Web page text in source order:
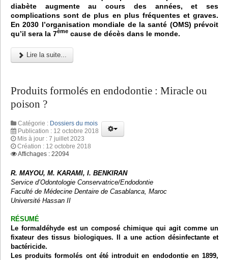
diabète augmente au cours des années, et ses
complications sont de plus en plus fréquentes et graves.
En 2030 l’organisation mondiale de la santé (OMS) prévoit
qu’il sera la 7ème cause de décès dans le monde.
Lire la suite...
Produits formolés en endodontie : Miracle ou
poison ?
Catégorie : Dossiers du mois
Publication : 12 octobre 2018
Mis à jour : 7 juillet 2023
Création : 12 octobre 2018
Affichages : 22094
R. MAYOU, M. KARAMI, I. BENKIRAN
Service d’Odontologie Conservatrice/Endodontie
Faculté de Médecine Dentaire de Casablanca, Maroc
Université Hassan II
RÉSUMÉ
Le formaldéhyde est un composé chimique qui agit comme un
fixateur des tissus biologiques. Il a une action désinfectante et
bactéricide.
Les produits formolés ont été introduit en endodontie en 1899,